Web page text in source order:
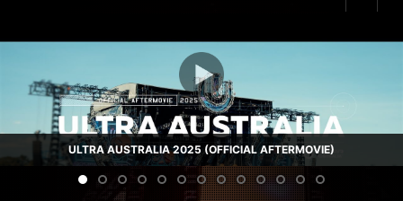
ULTRA AUSTRALIA 2025 (OFFICIAL AFTERMOVIE)